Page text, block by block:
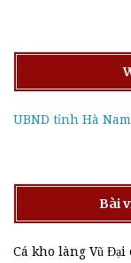
UBND tỉnh Hà
Bài
Cá kho làng Vũ Đại